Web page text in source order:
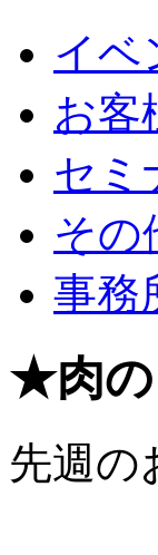
イベ
お客
セミ
その
事務
★肉
先週の